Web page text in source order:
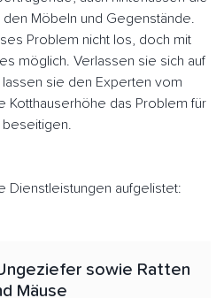
Möbeln und Gegenstände.
Problem nicht los, doch mit
möglich. Verlassen sie sich auf
lassen sie den Experten vom
Kotthauserhöhe das Problem für
beseitigen.
Dienstleistungen aufgelistet:
sowie Ratten
Mäuse